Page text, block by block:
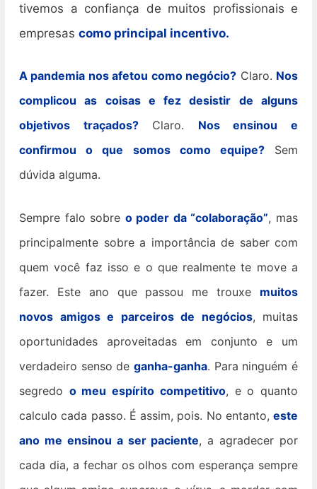
tivemos a confiança de muitos profissionais e
empresas como principal incentivo.
A pandemia nos afetou como negócio? Claro. Nos
complicou as coisas e fez desistir de alguns
objetivos traçados?Claro. Nos ensinou e
confirmou o que somos como equipe?Sem
dúvida alguma.
Sempre falo sobre o poder da “colaboração”, mas
principalmente sobre a importância de saber com
quem você faz isso e o que realmente te move a
fazer. Este ano que passou me trouxe muitos
novos amigos e parceiros de negócios, muitas
oportunidades aproveitadas em conjunto e um
verdadeiro senso de ganha-ganha. Para ninguém é
segredo o meu espírito competitivo, e o quanto
calculo cada passo. É assim, pois. No entanto, este
ano me ensinou a ser paciente, a agradecer por
cada dia, a fechar os olhos com esperança sempre